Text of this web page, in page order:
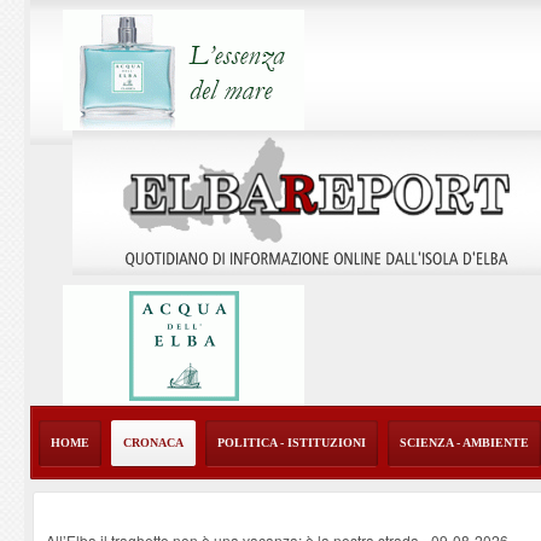
HOME CRONACA POLITICA - ISTITUZIONI SCIENZA - AMBIENTE